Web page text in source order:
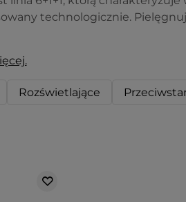
technologicznie.
Rozświetlające